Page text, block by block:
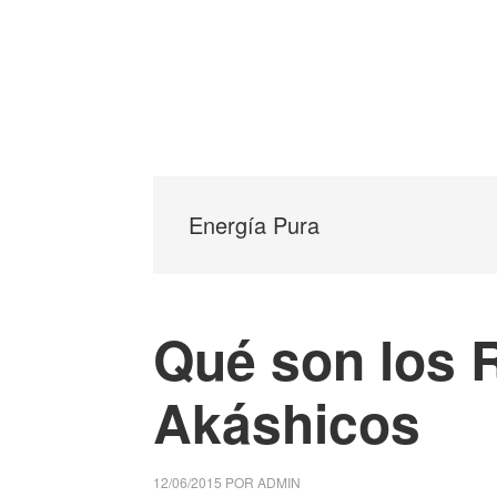
Energía Pura
Qué son los
Akáshicos
12/06/2015 POR ADMIN